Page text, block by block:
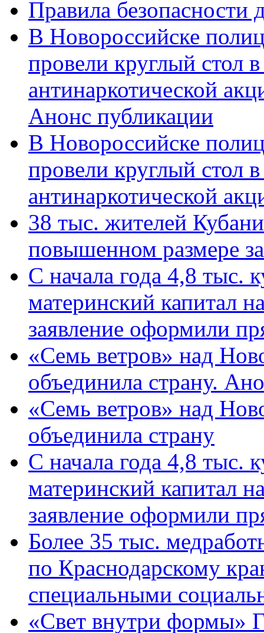
Правила безопасности
В Новороссийске
провели круглый стол
антинаркотической
Анонс публикации
В Новороссийске
провели круглый стол
антинаркотической
38 тыс. жителей
повышенном размере
С начала года 4,8 тыс.
материнский капитал
заявление оформили
«Семь ветров» над
объединила страну.
«Семь ветров» над
объединила страну
С начала года 4,8 тыс.
материнский капитал
заявление оформили
Более 35 тыс.
по Краснодарскому
специальными
«Свет внутри формы»